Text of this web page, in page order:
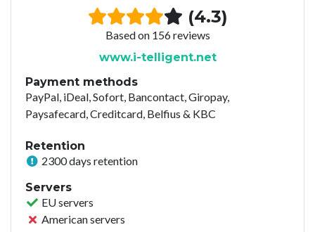
(4.3)
Based on 156 reviews
www.i-telligent.net
Payment methods
PayPal, iDeal, Sofort, Bancontact, Giropay,
Paysafecard, Creditcard, Belfius & KBC
Retention
2300 days retention
Servers
EU servers
American servers